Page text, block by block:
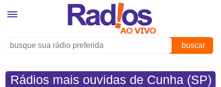
buscar
Rádios mais ouvidas de Cunha (SP)